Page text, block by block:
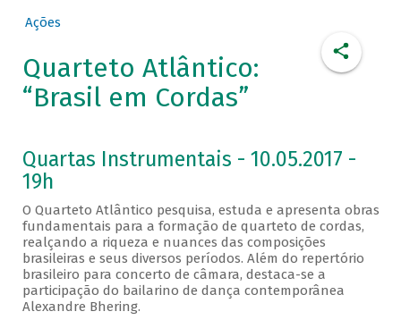
Ações
Quarteto Atlântico:
“Brasil em Cordas”
Quartas Instrumentais - 10.05.2017 -
19h
O Quarteto Atlântico pesquisa, estuda e apresenta obras
fundamentais para a formação de quarteto de cordas,
realçando a riqueza e nuances das composições
brasileiras e seus diversos períodos. Além do repertório
brasileiro para concerto de câmara, destaca-se a
participação do bailarino de dança contemporânea
Alexandre Bhering.